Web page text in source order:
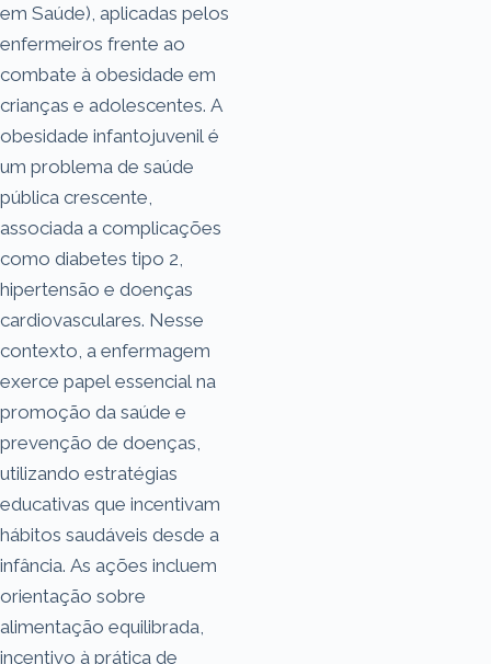
em Saúde), aplicadas pelos
enfermeiros frente ao
combate à obesidade em
crianças e adolescentes. A
obesidade infantojuvenil é
um problema de saúde
pública crescente,
associada a complicações
como diabetes tipo 2,
hipertensão e doenças
cardiovasculares. Nesse
contexto, a enfermagem
exerce papel essencial na
promoção da saúde e
prevenção de doenças,
utilizando estratégias
educativas que incentivam
hábitos saudáveis desde a
infância. As ações incluem
orientação sobre
alimentação equilibrada,
incentivo à prática de